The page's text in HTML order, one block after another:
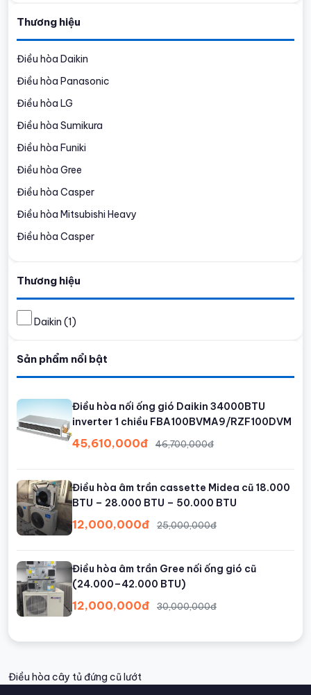
Thương hiệu
Điều hòa Daikin
Điều hòa Panasonic
Điều hòa LG
Điều hòa Sumikura
Điều hòa Funiki
Điều hòa Gree
Điều hòa Casper
Điều hòa Mitsubishi Heavy
Điều hòa Casper
Thương hiệu
Daikin (1)
Sản phẩm nổi bật
Điều hòa nối ống gió Daikin 34000BTU
inverter 1 chiều FBA100BVMA9/RZF100DVM
45,610,000đ 46,700,000đ
Điều hòa âm trần cassette Midea cũ 18.000
BTU – 28.000 BTU – 50.000 BTU
12,000,000đ 25,000,000đ
Điều hòa âm trần Gree nối ống gió cũ
(24.000–42.000 BTU)
12,000,000đ 30,000,000đ
Điều hòa cây tủ đứng cũ lướt